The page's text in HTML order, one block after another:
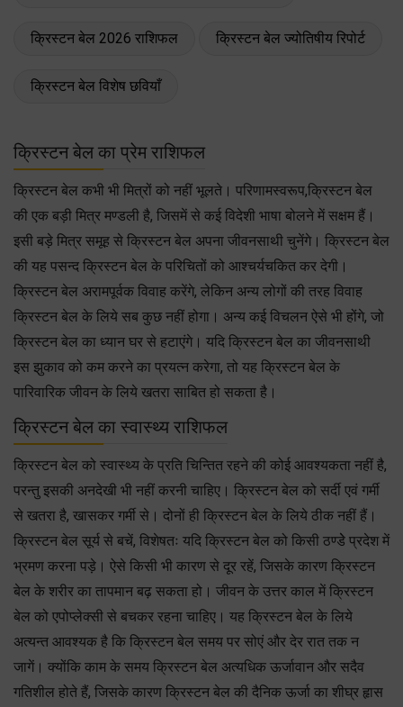
क्रिस्टन बेल 2026 राशिफल क्रिस्टन बेल ज्योतिषीय रिपोर्ट
क्रिस्टन बेल विशेष छवियाँ
क्रिस्टन बेल का प्रेम राशिफल
क्रिस्टन बेल कभी भी मित्रों को नहीं भूलते। परिणामस्वरूप,क्रिस्टन बेल
की एक बड़ी मित्र मण्डली है, जिसमें से कई विदेशी भाषा बोलने में सक्षम हैं।
इसी बड़े मित्र समूह से क्रिस्टन बेल अपना जीवनसाथी चुनेंगे। क्रिस्टन बेल
की यह पसन्द क्रिस्टन बेल के परिचितों को आश्चर्यचकित कर देगी।
क्रिस्टन बेल अरामपूर्वक विवाह करेंगे, लेकिन अन्य लोगों की तरह विवाह
क्रिस्टन बेल के लिये सब कुछ नहीं होगा। अन्य कई विचलन ऐसे भी होंगे, जो
क्रिस्टन बेल का ध्यान घर से हटाएंगे। यदि क्रिस्टन बेल का जीवनसाथी
इस झुकाव को कम करने का प्रयत्न करेगा, तो यह क्रिस्टन बेल के
पारिवारिक जीवन के लिये खतरा साबित हो सकता है।
क्रिस्टन बेल का स्वास्थ्य राशिफल
क्रिस्टन बेल को स्वास्थ्य के प्रति चिन्तित रहने की कोई आवश्यकता नहीं है,
परन्तु इसकी अनदेखी भी नहीं करनी चाहिए। क्रिस्टन बेल को सर्दी एवं गर्मी
से खतरा है, खासकर गर्मी से। दोनों ही क्रिस्टन बेल के लिये ठीक नहीं हैं।
क्रिस्टन बेल सूर्य से बचें, विशेषतः यदि क्रिस्टन बेल को किसी ठण्डेे प्रदेश में
भ्रमण करना पड़े। ऐसे किसी भी कारण से दूर रहें, जिसके कारण क्रिस्टन
बेल के शरीर का तापमान बढ़ सकता हो। जीवन के उत्तर काल में क्रिस्टन
बेल को एपोप्लेक्सी से बचकर रहना चाहिए। यह क्रिस्टन बेल के लिये
अत्यन्त आवश्यक है कि क्रिस्टन बेल समय पर सोएं और देर रात तक न
जागें। क्योंकि काम के समय क्रिस्टन बेल अत्यधिक ऊर्जावान और सदैव
गतिशील होते हैं, जिसके कारण क्रिस्टन बेल की दैनिक ऊर्जा का शीघ्र हृास